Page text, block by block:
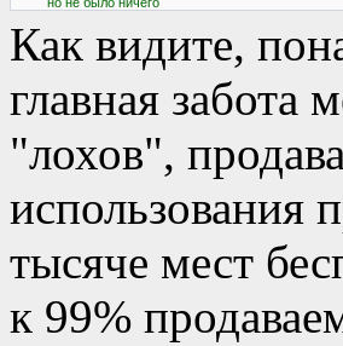
Как видите,
главная забота
"лохов",
использования
тысяче мест
к 99%